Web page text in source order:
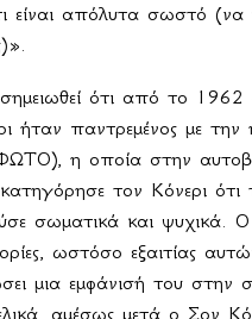
είναι απόλυτα σωστό (να
σημειωθεί ότι από το
ήταν παντρεμένος με την
η οποία στην
τον Κόνερι ότι
σωματικά και ψυχικά. Ο
ωστόσο εξαιτίας
μια εμφάνισή του στην
αμέσως μετά ο Σον